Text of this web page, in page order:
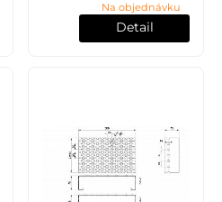
Na objednávku
Detail